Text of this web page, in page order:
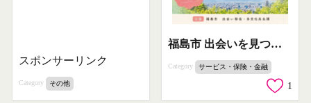
スポンサーリンク
Category その他
福島市 出会いを見つける交流イベント
Category サービス・保険・金融
1